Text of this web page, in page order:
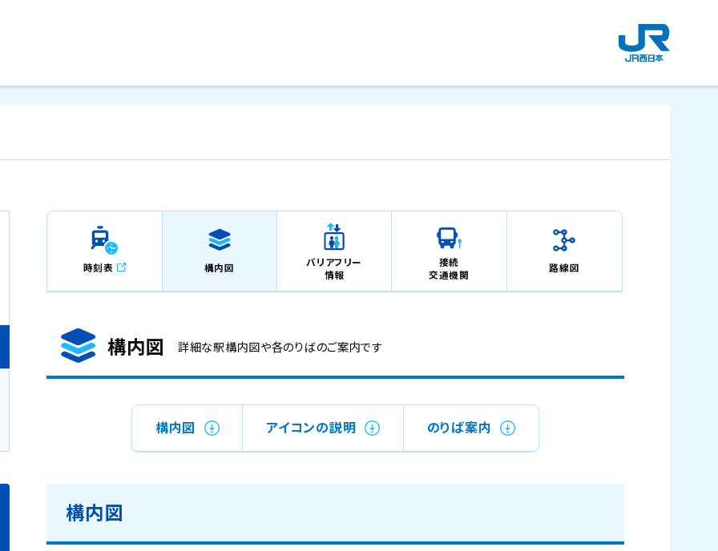
新
規
ウ
イ
す
時刻表 構内図
バリアフリー
情報
接続
交通機関
路線図
構内図 詳細な駅構内図や各のりばのご案内です
構内図 アイコンの説明 のりば案内
構内図